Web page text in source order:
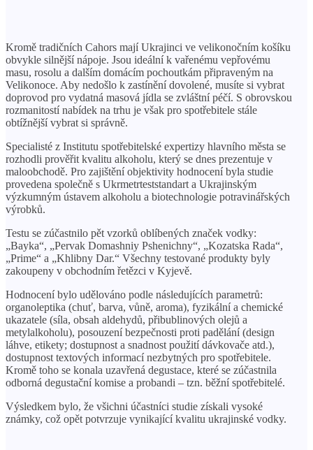
Kromě tradičních Cahors mají Ukrajinci ve velikonočním košíku
obvykle silnější nápoje. Jsou ideální k vařenému vepřovému
masu, rosolu a dalším domácím pochoutkám připraveným na
Velikonoce. Aby nedošlo k zastínění dovolené, musíte si vybrat
doprovod pro vydatná masová jídla se zvláštní péčí. S obrovskou
rozmanitostí nabídek na trhu je však pro spotřebitele stále
obtížnější vybrat si správně.
Specialisté z Institutu spotřebitelské expertizy hlavního města se
rozhodli prověřit kvalitu alkoholu, který se dnes prezentuje v
maloobchodě. Pro zajištění objektivity hodnocení byla studie
provedena společně s Ukrmetrteststandart a Ukrajinským
výzkumným ústavem alkoholu a biotechnologie potravinářských
výrobků.
Testu se zúčastnilo pět vzorků oblíbených značek vodky:
„Bayka“, „Pervak ​​​​Domashniy Pshenichny“, „Kozatska Rada“,
„Prime“ a „Khlibny Dar.“ Všechny testované produkty byly
zakoupeny v obchodním řetězci v Kyjevě.
Hodnocení bylo udělováno podle následujících parametrů:
organoleptika (chuť, barva, vůně, aroma), fyzikální a chemické
ukazatele (síla, obsah aldehydů, přibublinových olejů a
metylalkoholu), posouzení bezpečnosti proti padělání (design
láhve, etikety; dostupnost a snadnost použití dávkovače atd.),
dostupnost textových informací nezbytných pro spotřebitele.
Kromě toho se konala uzavřená degustace, které se zúčastnila
odborná degustační komise a probandi – tzn. běžní spotřebitelé.
Výsledkem bylo, že všichni účastníci studie získali vysoké
známky, což opět potvrzuje vynikající kvalitu ukrajinské vodky.